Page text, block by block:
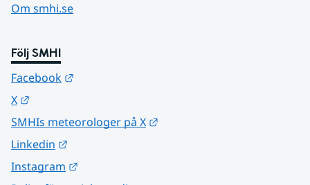
Om smhi.se
Följ SMHI
Facebook
X
SMHIs meteorologer på X
Linkedin
Instagram